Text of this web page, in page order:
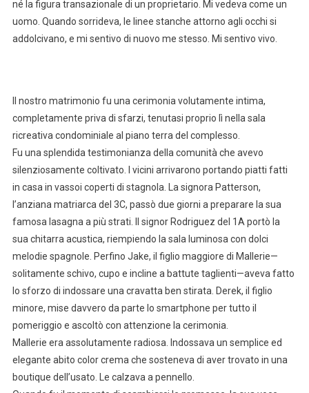
né la figura transazionale di un proprietario. Mi vedeva come un
uomo. Quando sorrideva, le linee stanche attorno agli occhi si
addolcivano, e mi sentivo di nuovo me stesso. Mi sentivo vivo.
Il nostro matrimonio fu una cerimonia volutamente intima,
completamente priva di sfarzi, tenutasi proprio lì nella sala
ricreativa condominiale al piano terra del complesso.
Fu una splendida testimonianza della comunità che avevo
silenziosamente coltivato. I vicini arrivarono portando piatti fatti
in casa in vassoi coperti di stagnola. La signora Patterson,
l’anziana matriarca del 3C, passò due giorni a preparare la sua
famosa lasagna a più strati. Il signor Rodriguez del 1A portò la
sua chitarra acustica, riempiendo la sala luminosa con dolci
melodie spagnole. Perfino Jake, il figlio maggiore di Mallerie—
solitamente schivo, cupo e incline a battute taglienti—aveva fatto
lo sforzo di indossare una cravatta ben stirata. Derek, il figlio
minore, mise davvero da parte lo smartphone per tutto il
pomeriggio e ascoltò con attenzione la cerimonia.
Mallerie era assolutamente radiosa. Indossava un semplice ed
elegante abito color crema che sosteneva di aver trovato in una
boutique dell’usato. Le calzava a pennello.